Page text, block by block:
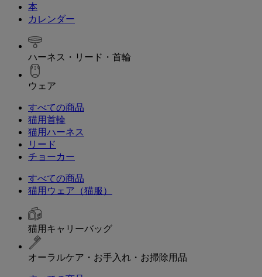
本
カレンダー
ハーネス・リード・首輪
ウェア
すべての商品
猫用首輪
猫用ハーネス
リード
チョーカー
すべての商品
猫用ウェア（猫服）
猫用キャリーバッグ
オーラルケア・お手入れ・お掃除用品